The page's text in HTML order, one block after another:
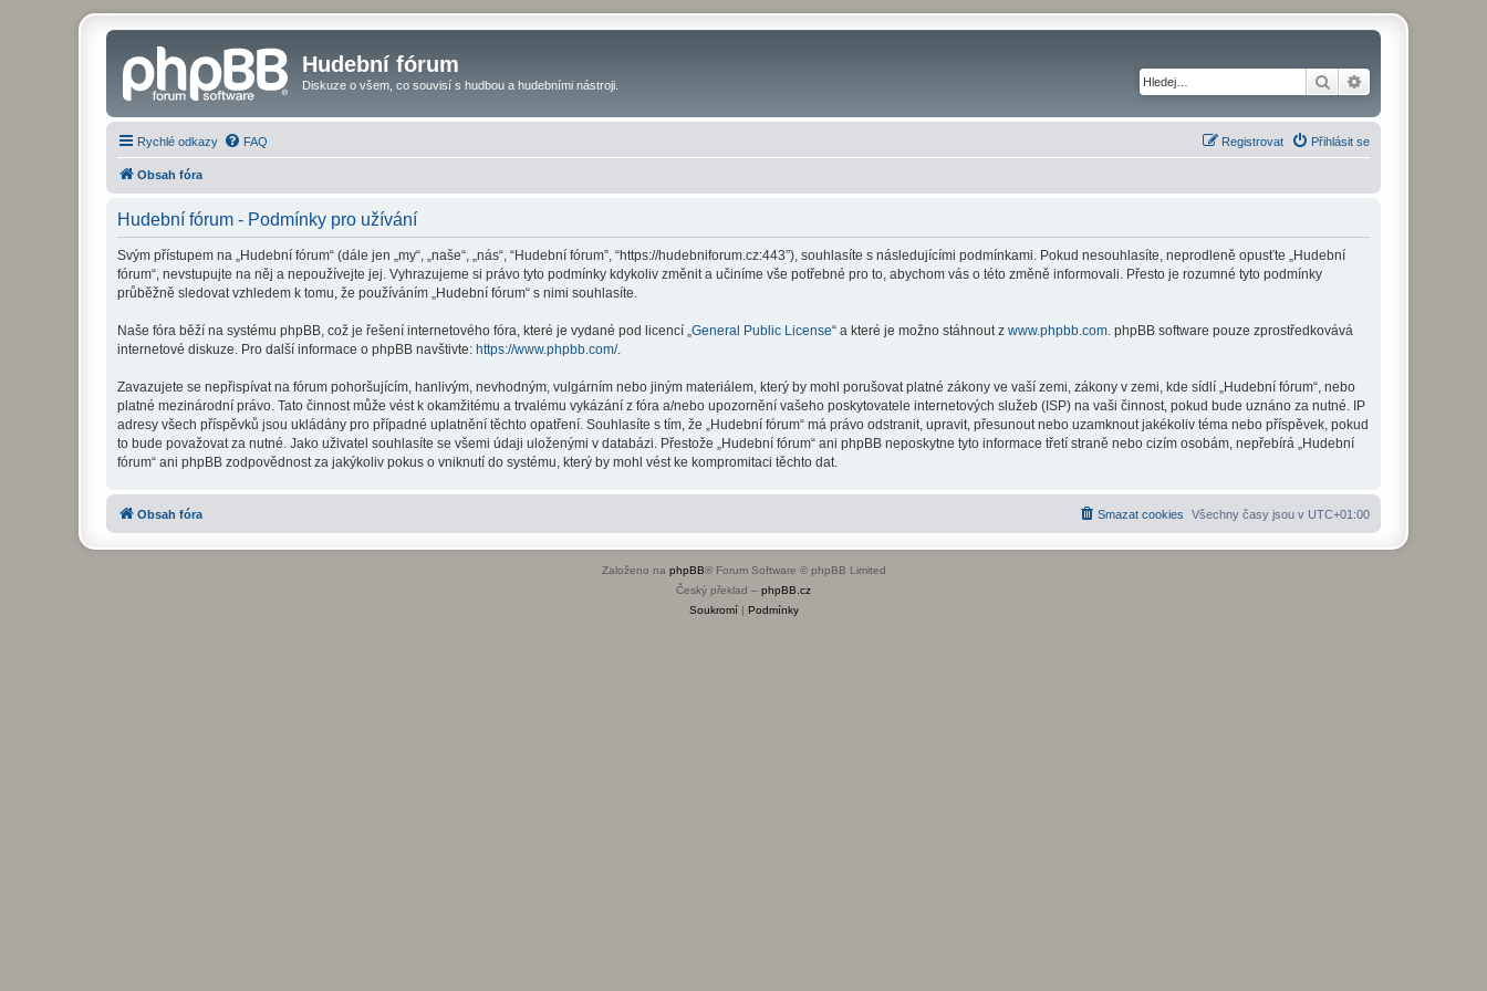
Hudební fórum
Diskuze o všem, co souvisí s hudbou a hudebními nástroji. Hledat
Rychlé odkazy FAQ Přihlásit se
Registrovat
Obsah fóra
Hudební fórum - Podmínky pro užívání
Svým přístupem na „Hudební fórum“ (dále jen „my“, „naše“, „nás“, “Hudební fórum”, “https://hudebniforum.cz:443”), souhlasíte s následujícími podmínkami. Pokud nesouhlasíte, neprodleně opusťte „Hudební
fórum“, nevstupujte na něj a nepoužívejte jej. Vyhrazujeme si právo tyto podmínky kdykoliv změnit a učiníme vše potřebné pro to, abychom vás o této změně informovali. Přesto je rozumné tyto podmínky
průběžně sledovat vzhledem k tomu, že používáním „Hudební fórum“ s nimi souhlasíte.
Naše fóra běží na systému phpBB, což je řešení internetového fóra, které je vydané pod licencí „ General Public License“ a které je možno stáhnout z www.phpbb.com . phpBB software pouze zprostředkovává
internetové diskuze. Pro další informace o phpBB navštivte: https://www.phpbb.com/.
Zavazujete se nepřispívat na fórum pohoršujícím, hanlivým, nevhodným, vulgárním nebo jiným materiálem, který by mohl porušovat platné zákony ve vaší zemi, zákony v zemi, kde sídlí „Hudební fórum“, nebo
platné mezinárodní právo. Tato činnost může vést k okamžitému a trvalému vykázání z fóra a/nebo upozornění vašeho poskytovatele internetových služeb (ISP) na vaši činnost, pokud bude uznáno za nutné. IP
adresy všech příspěvků jsou ukládány pro případné uplatnění těchto opatření. Souhlasíte s tím, že „Hudební fórum“ má právo odstranit, upravit, přesunout nebo uzamknout jakékoliv téma nebo příspěvek, pokud
to bude považovat za nutné. Jako uživatel souhlasíte se všemi údaji uloženými v databázi. Přestože „Hudební fórum“ ani phpBB neposkytne tyto informace třetí straně nebo cizím osobám, nepřebírá „Hudební
fórum“ ani phpBB zodpovědnost za jakýkoliv pokus o vniknutí do systému, který by mohl vést ke kompromitaci těchto dat.
Obsah fóra Všechny časy jsou v UTC+01:00
Smazat cookies
Založeno na phpBB® Forum Software © phpBB Limited
Český překlad – phpBB.cz
Soukromí| Podmínky